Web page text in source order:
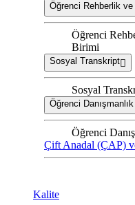
Öğrenci Rehberlik
Öğrenci
Birimi
Sosyal Transkript
Sosyal
Öğrenci
Öğrenci
Çift Anadal (ÇAP)
Kalite